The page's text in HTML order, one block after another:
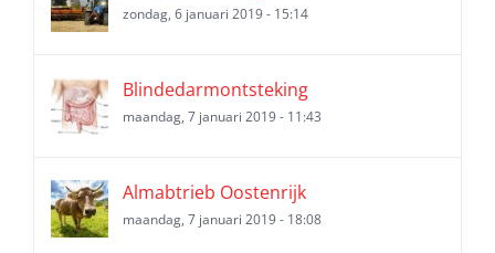
zondag, 6 januari 2019 - 15:14
Blindedarmontsteking
maandag, 7 januari 2019 - 11:43
Almabtrieb Oostenrijk
maandag, 7 januari 2019 - 18:08